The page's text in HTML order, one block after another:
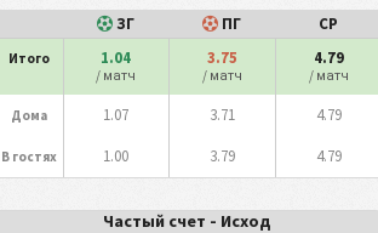
ЗГ ПГ СР
Итого 1.04
/ матч
3.75
/ матч
4.79
/ матч
Дома 1.07 3.71 4.79
В гостях 1.00 3.79 4.79
Частый счет - Исход